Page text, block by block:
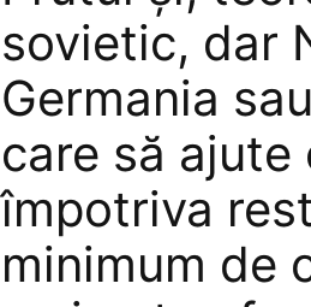
sovietic, dar
Germania
care să
împotriva
minimum de